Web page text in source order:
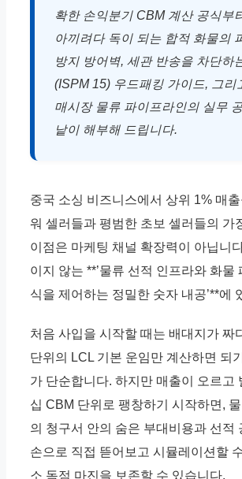
확한 손익분기 CBM 계산 공식부
아끼려다 독이 되는 합적 화물의
방지 방어벽, 세관 반송을 차단하
(ISPM 15) 우드패킹 가이드, 그리
매시장 물류 파이프라인의 실무
낱이 해부해 드립니다.
중국 소싱 비즈니스에서 상위 1% 매
워 셀러들과 평범한 초보 셀러들의 가
이점은 마케팅 채널 확장력이 아닙니
이지 않는 **’물류 선적 인프라와 화물
식을 제어하는 정밀한 숫자 내공’**에
처음 사입을 시작할 때는 배대지가 짜
단위의 LCL 기본 운임만 계산하면 되
가 단순합니다. 하지만 매출이 오르고
십 CBM 단위로 팽창하기 시작하면,
의 청구서 안의 숨은 부대비용과 선적
손으로 직접 뜯어보고 시뮬레이션할
소 독점 마진을 보존할 수 있습니다.